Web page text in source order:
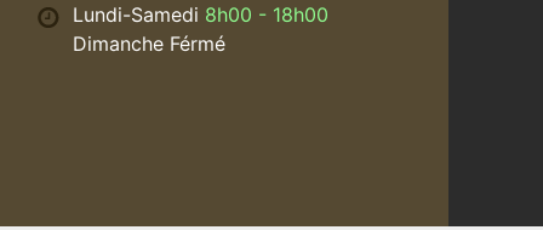
Lundi-Samedi 8h00 - 18h00
Dimanche Férmé